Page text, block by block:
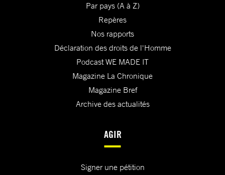
Par pays (A à Z)
Repères
Nos rapports
Déclaration des droits de l'Homme
Podcast WE MADE IT
Magazine La Chronique
Magazine Bref
Archive des actualités
AGIR
Signer une pétition